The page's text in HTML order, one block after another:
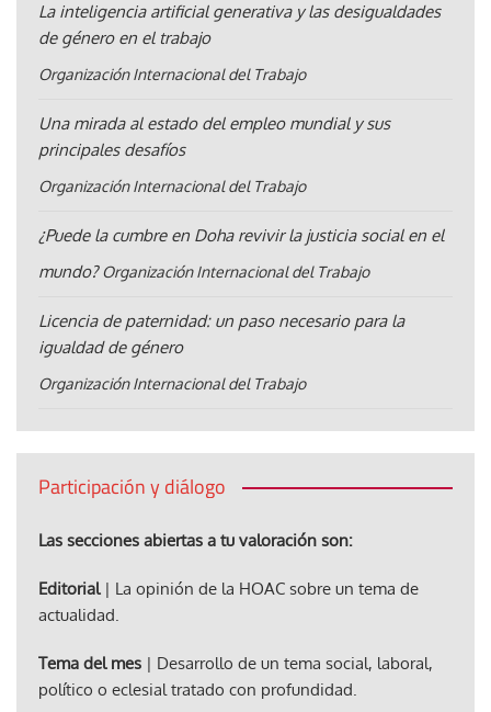
La inteligencia artificial generativa y las desigualdades
de género en el trabajo
Organización Internacional del Trabajo
Una mirada al estado del empleo mundial y sus
principales desafíos
Organización Internacional del Trabajo
¿Puede la cumbre en Doha revivir la justicia social en el
mundo? Organización Internacional del Trabajo
Licencia de paternidad: un paso necesario para la
igualdad de género
Organización Internacional del Trabajo
Participación y diálogo
Las secciones abiertas a tu valoración son:
Editorial| La opinión de la HOAC sobre un tema de
actualidad.
Tema del mes | Desarrollo de un tema social, laboral,
político o eclesial tratado con profundidad.